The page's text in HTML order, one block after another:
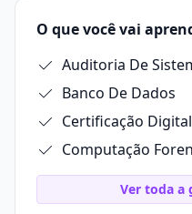
O que você vai
Auditoria De
Banco De Dados
Certificação Digital
Computação
Ver toda a